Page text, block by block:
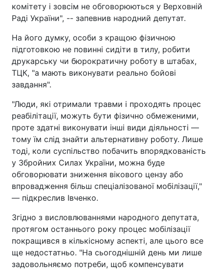
комітету і зовсім не обговорюються у Верховній
Раді України", -- запевнив народний депутат.
На його думку, особи з кращою фізичною
підготовкою не повинні сидіти в тилу, робити
друкарську чи бюрократичну роботу в штабах,
ТЦК, "а мають виконувати реально бойові
завдання".
"Люди, які отримали травми і проходять процес
реабілітації, можуть бути фізично обмеженими,
проте здатні виконувати інші види діяльності —
тому їм слід знайти альтернативну роботу. Лише
тоді, коли суспільство побачить впорядкованість
у Збройних Силах України, можна буде
обговорювати зниження вікового цензу або
впровадження більш спеціалізованої мобілізації,"
— підкреслив Івченко.
Згідно з висловлюваннями народного депутата,
протягом останнього року процес мобілізації
покращився в кількісному аспекті, але цього все
ще недостатньо. "На сьогоднішній день ми лише
задовольняємо потреби, щоб компенсувати